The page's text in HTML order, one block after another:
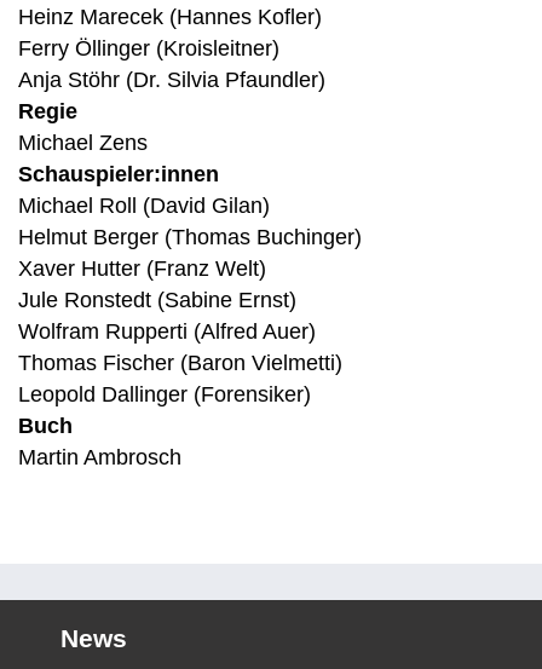
Heinz Marecek (Hannes Kofler)
Ferry Öllinger (Kroisleitner)
Anja Stöhr (Dr. Silvia Pfaundler)
Regie
Michael Zens
Schauspieler:innen
Michael Roll (David Gilan)
Helmut Berger (Thomas Buchinger)
Xaver Hutter (Franz Welt)
Jule Ronstedt (Sabine Ernst)
Wolfram Rupperti (Alfred Auer)
Thomas Fischer (Baron Vielmetti)
Leopold Dallinger (Forensiker)
Buch
Martin Ambrosch
News